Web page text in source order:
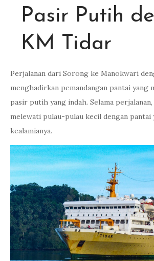
Pasir Putih
KM Tidar
Perjalanan dari Sorong ke Manokwari
menghadirkan pemandangan pantai yang
pasir putih yang indah. Selama perjalanan,
melewati pulau-pulau kecil dengan pantai
kealamianya.